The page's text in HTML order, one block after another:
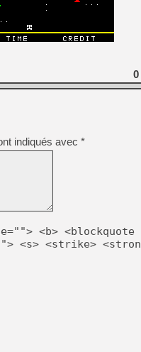
[Mo5] Deux inédits du
[GK] Le beat'em up The
[GK] Endless Legend 2 :
[LS] [PS5] Le WebKit
[GK] Oubliez Crazy Taxi,
[LS] [Switch] NSZ 5.0.0
[GK] No More Room in
0
indiqués avec *
<b> <blockquote
<s> <strike>